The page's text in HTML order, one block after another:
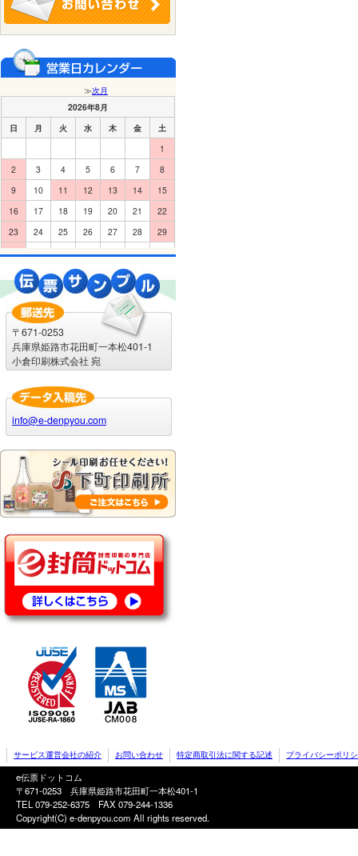
〒671-0253
兵庫県姫路市花田町一本松401-1
小倉印刷株式会社 宛
info@e-denpyou.com
サービス運営会社の紹介 お問い合わせ 特定商取引法に関する記述 プライバシーポリ
e伝票ドットコム
〒671-0253 兵庫県姫路市花田町一本松401-1
TEL 079-252-6375 FAX 079-244-1336
Copyright(C) e-denpyou.com All rights reserved.